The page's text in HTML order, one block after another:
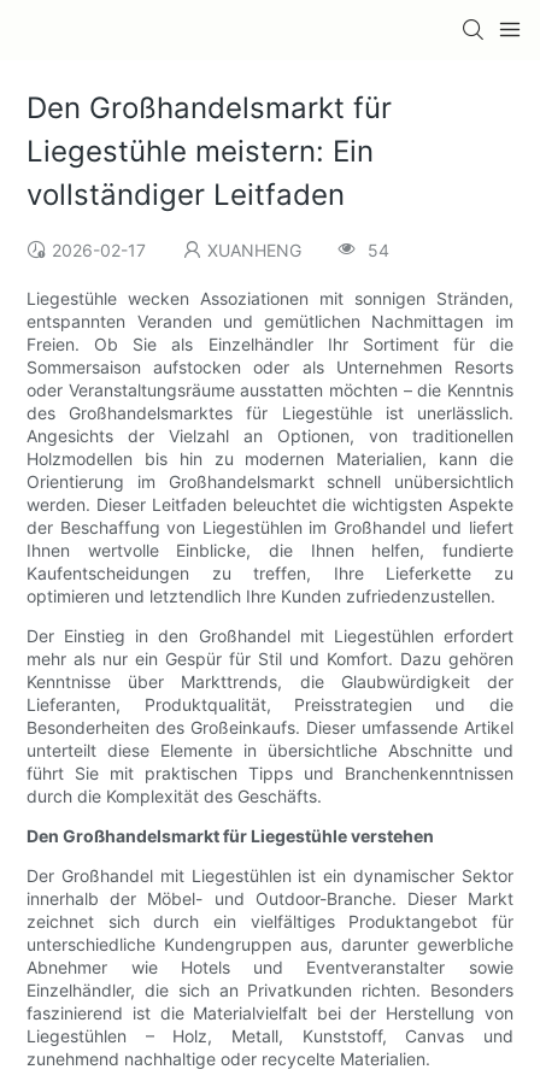
Den Großhandelsmarkt für
Liegestühle meistern: Ein
vollständiger Leitfaden
2026-02-17 XUANHENG 54
Liegestühle wecken Assoziationen mit sonnigen Stränden,
entspannten Veranden und gemütlichen Nachmittagen im
Freien. Ob Sie als Einzelhändler Ihr Sortiment für die
Sommersaison aufstocken oder als Unternehmen Resorts
oder Veranstaltungsräume ausstatten möchten – die Kenntnis
des Großhandelsmarktes für Liegestühle ist unerlässlich.
Angesichts der Vielzahl an Optionen, von traditionellen
Holzmodellen bis hin zu modernen Materialien, kann die
Orientierung im Großhandelsmarkt schnell unübersichtlich
werden. Dieser Leitfaden beleuchtet die wichtigsten Aspekte
der Beschaffung von Liegestühlen im Großhandel und liefert
Ihnen wertvolle Einblicke, die Ihnen helfen, fundierte
Kaufentscheidungen zu treffen, Ihre Lieferkette zu
optimieren und letztendlich Ihre Kunden zufriedenzustellen.
Der Einstieg in den Großhandel mit Liegestühlen erfordert
mehr als nur ein Gespür für Stil und Komfort. Dazu gehören
Kenntnisse über Markttrends, die Glaubwürdigkeit der
Lieferanten, Produktqualität, Preisstrategien und die
Besonderheiten des Großeinkaufs. Dieser umfassende Artikel
unterteilt diese Elemente in übersichtliche Abschnitte und
führt Sie mit praktischen Tipps und Branchenkenntnissen
durch die Komplexität des Geschäfts.
Den Großhandelsmarkt für Liegestühle verstehen
Der Großhandel mit Liegestühlen ist ein dynamischer Sektor
innerhalb der Möbel- und Outdoor-Branche. Dieser Markt
zeichnet sich durch ein vielfältiges Produktangebot für
unterschiedliche Kundengruppen aus, darunter gewerbliche
Abnehmer wie Hotels und Eventveranstalter sowie
Einzelhändler, die sich an Privatkunden richten. Besonders
faszinierend ist die Materialvielfalt bei der Herstellung von
Liegestühlen – Holz, Metall, Kunststoff, Canvas und
zunehmend nachhaltige oder recycelte Materialien.